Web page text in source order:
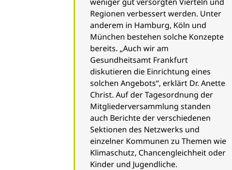
Regionen verbessert werden. Unter
anderem in Hamburg, Köln und
München bestehen solche Konzepte
bereits. „Auch wir am
Gesundheitsamt Frankfurt
diskutieren die Einrichtung eines
solchen Angebots“, erklärt Dr. Anette
Christ. Auf der Tagesordnung der
Mitgliederversammlung standen
auch Berichte der verschiedenen
Sektionen des Netzwerks und
einzelner Kommunen zu Themen wie
Klimaschutz, Chancengleichheit oder
Kinder und Jugendliche.